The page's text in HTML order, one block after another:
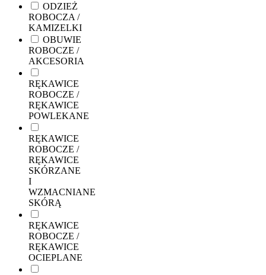
ODZIEŻ
ROBOCZA /
KAMIZELKI
OBUWIE
ROBOCZE /
AKCESORIA
RĘKAWICE
ROBOCZE /
RĘKAWICE
POWLEKANE
RĘKAWICE
ROBOCZE /
RĘKAWICE
SKÓRZANE
I
WZMACNIANE
SKÓRĄ
RĘKAWICE
ROBOCZE /
RĘKAWICE
OCIEPLANE